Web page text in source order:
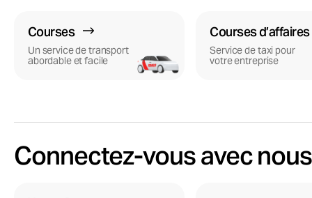
Courses
Un service de transport
abordable et facile
Courses d’affaires
Service de taxi pour
votre entreprise
Connectez-vous avec nous